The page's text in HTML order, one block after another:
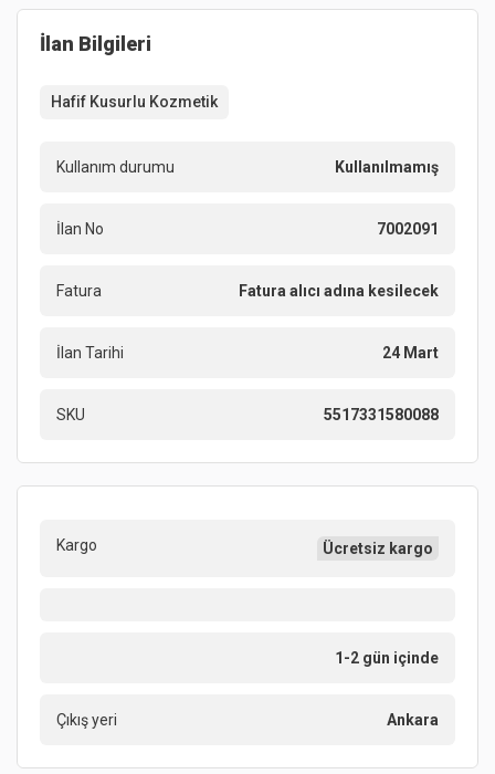
İlan Bilgileri
Hafif Kusurlu Kozmetik
Kullanım durumu Kullanılmamış
İlan No 7002091
Fatura Fatura alıcı adına kesilecek
İlan Tarihi 24 Mart
SKU 5517331580088
Kargo Ücretsiz kargo
1-2 gün içinde
Çıkış yeri Ankara